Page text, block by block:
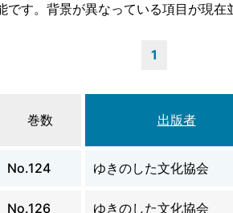
す。背景が異なっている項目が現在
1
巻数 出版者
No.124 ゆきのした文化協会
No.126 ゆきのした文化協会